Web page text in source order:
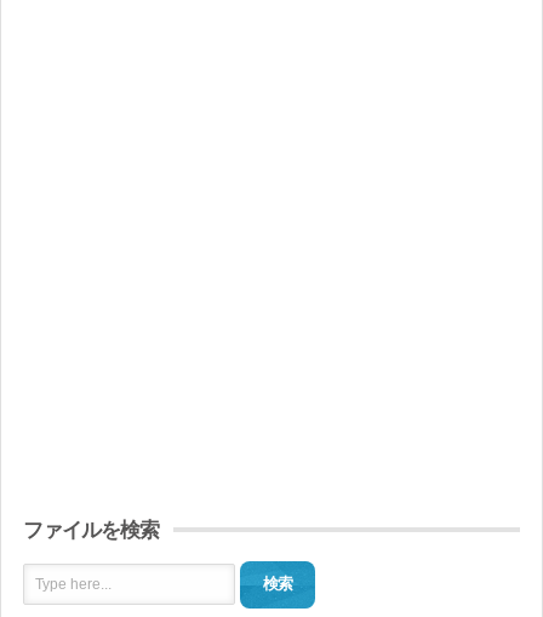
ファイルを検索
検索